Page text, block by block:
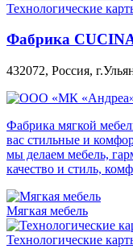
Технологические
Фабрика
432072, Россия,
Фабрика мягкой
вас стильные и
мы делаем мебель,
качество и стиль,
Мягкая мебель
Технологические